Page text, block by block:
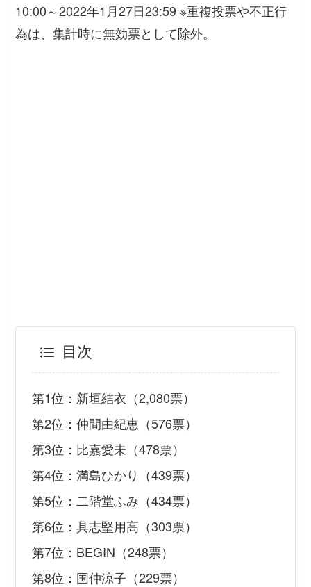
10:00～2022年1月27日23:59 ※重複投票や不正行
為は、集計時に無効票として除外。
目次
第1位：新垣結衣（2,080票）
第2位：仲間由紀恵（576票）
第3位：比嘉愛未（478票）
第4位：満島ひかり（439票）
第5位：二階堂ふみ（434票）
第6位：具志堅用高（303票）
第7位：BEGIN（248票）
第8位：国仲涼子（229票）